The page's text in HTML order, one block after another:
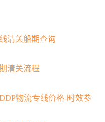
清关船期查询
清关流程
物流专线价格-时效参